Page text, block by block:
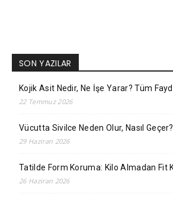
SON YAZILAR
Kojik Asit Nedir, Ne İşe Yarar? Tüm
22 Temmuz 2026
Vücutta Sivilce Neden Olur, Nasıl
29 Haziran 2026
Tatilde Form Koruma: Kilo Almadan Fit
26 Haziran 2026